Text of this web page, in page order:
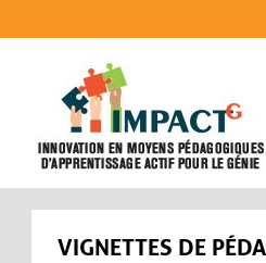
VIGNETTES DE